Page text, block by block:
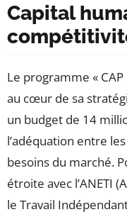
Capital
Le programme «
au cœur de sa
un budget de 14
l’adéquation entre
besoins du marché.
étroite avec l’ANETI
le Travail